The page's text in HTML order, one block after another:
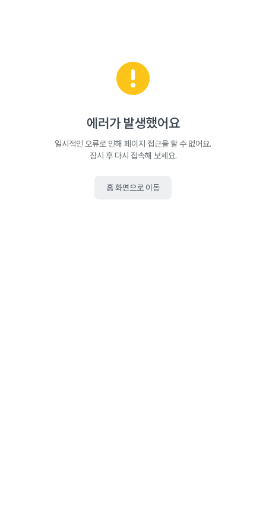
에러가 발생했어요
일시적인 오류로 인해 페이지 접근을 할 수 없어요.
잠시 후 다시 접속해 보세요.
홈 화면으로 이동